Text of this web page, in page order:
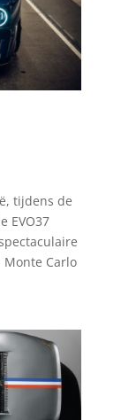
tijdens de
EVO37
Monte Carlo